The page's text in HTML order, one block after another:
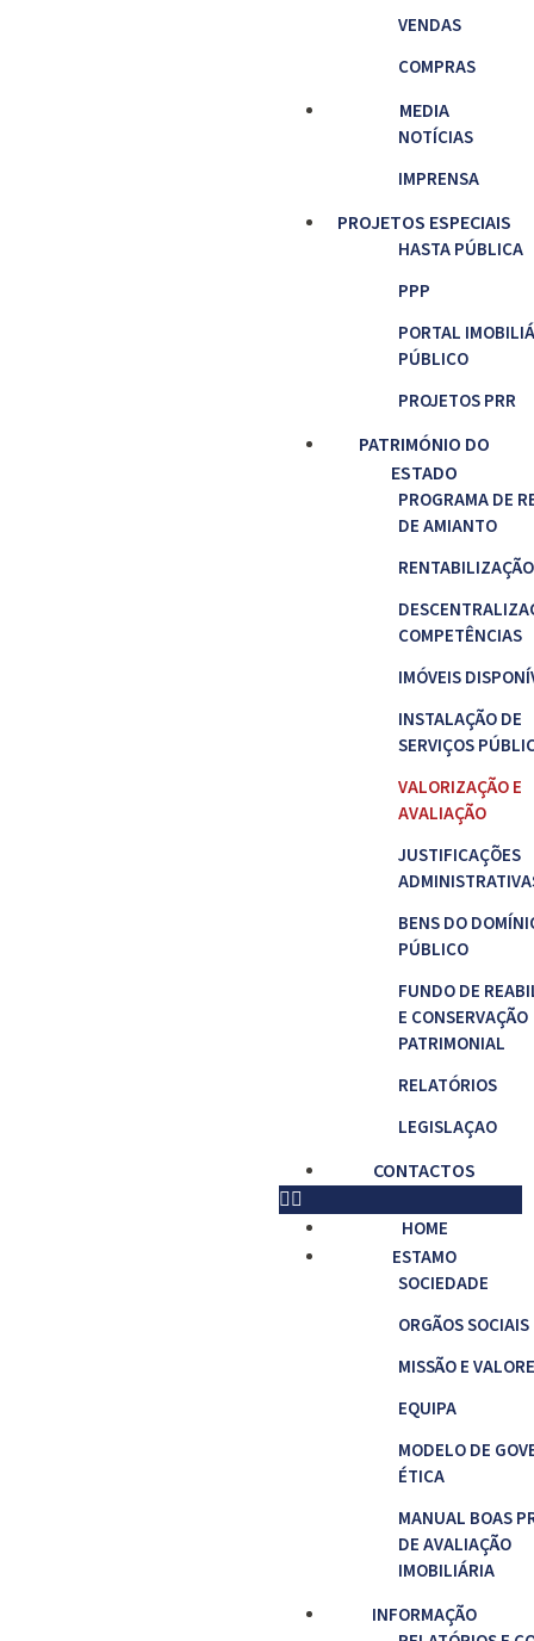
VENDAS
COMPRAS
MEDIA
NOTÍCIAS
IMPRENSA
PROJETOS ESPECIAIS
HASTA PÚBLICA
PPP
PORTAL
PÚBLICO
PROJETOS PRR
PATRIMÓNIO DO
ESTADO
PROGRAMA DE
DE AMIANTO
RENTABILIZAÇÃO
COMPETÊNCIAS
IMÓVEIS
INSTALAÇÃO DE
SERVIÇOS
VALORIZAÇÃO E
AVALIAÇÃO
JUSTIFICAÇÕES
BENS DO
PÚBLICO
FUNDO DE
E CONSERVAÇÃO
PATRIMONIAL
RELATÓRIOS
LEGISLAÇAO
CONTACTOS
HOME
ESTAMO
SOCIEDADE
ORGÃOS SOCIAIS
MISSÃO E
EQUIPA
MODELO DE
ÉTICA
MANUAL BOAS
DE AVALIAÇÃO
IMOBILIÁRIA
INFORMAÇÃO